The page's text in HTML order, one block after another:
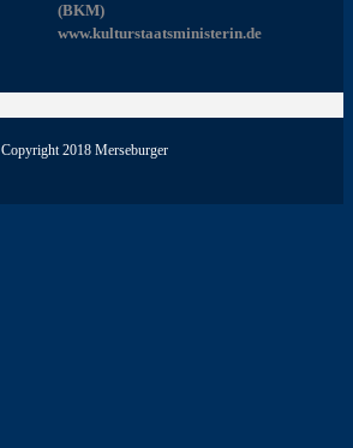
(BKM)
www.kulturstaatsministerin.de
Copyright 2018 Merseburger